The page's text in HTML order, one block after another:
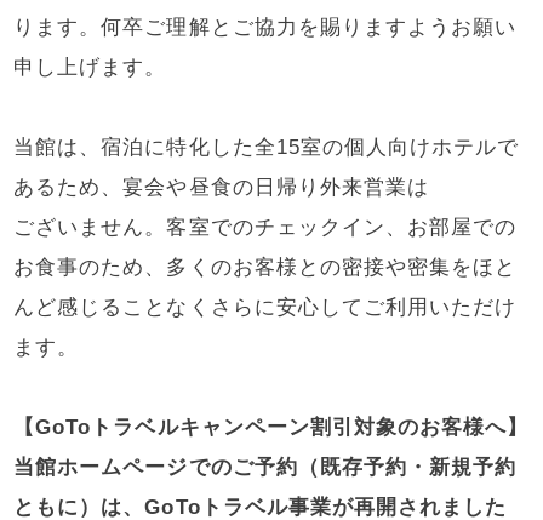
ります。何卒ご理解とご協力を賜りますようお願い
申し上げます。
当館は、宿泊に特化した全15室の個人向けホテルで
あるため、宴会や昼食の日帰り外来営業は
ございません。客室でのチェックイン、お部屋での
お食事のため、多くのお客様との密接や密集をほと
んど感じることなくさらに安心してご利用いただけ
ます。
【GoToトラベルキャンペーン割引対象のお客様へ】
当館ホームページでのご予約（既存予約・新規予約
ともに）は、GoToトラベル事業が再開されました